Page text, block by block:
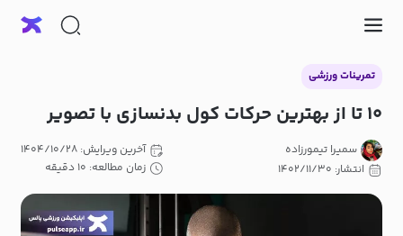
تمرینات ورزشی
۱۰ تا از بهترین حرکات کول بدنسازی با تصویر
سمیرا تیمورزاده
انتشار: ۱۴۰۲/۱۱/۳۰
آخرین ویرایش: ۱۴۰۴/۱۰/۲۸
زمان مطالعه: ۱۰ دقیقه